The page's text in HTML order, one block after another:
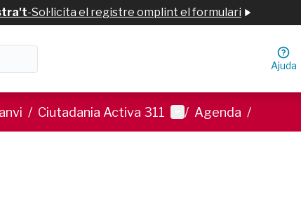
-Sol·licita el registre omplint el formulari
Ajuda
/ Ciutadania Activa 311 Menú d'usuari
/ Agenda /